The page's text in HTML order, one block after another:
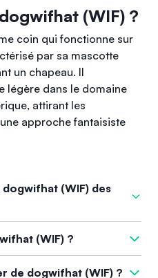
(WIF) ?
coin qui fonctionne sur
par sa mascotte
un chapeau. Il
légère dans le domaine
attirant les
approche fantaisiste
(WIF) des
des autres tokens, c'est son
coin, symbolisant un
(WIF) ?
dans sa représentation des
de dogwifhat (WIF) ?